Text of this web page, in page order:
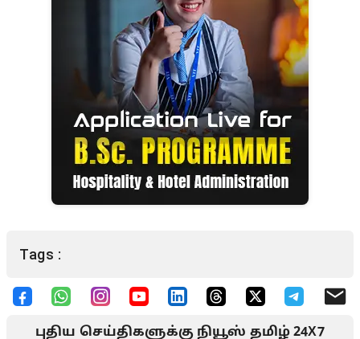
Tags :
புதிய செய்திகளுக்கு நியூஸ் தமிழ் 24X7